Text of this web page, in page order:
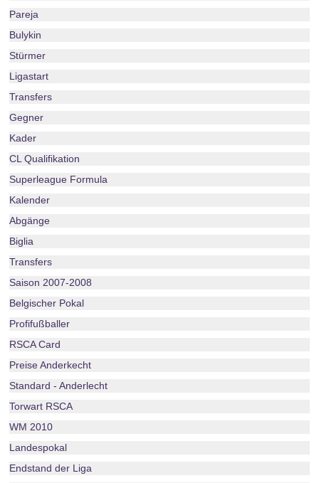
Pareja
Bulykin
Stürmer
Ligastart
Transfers
Gegner
Kader
CL Qualifikation
Superleague Formula
Kalender
Abgänge
Biglia
Transfers
Saison 2007-2008
Belgischer Pokal
Profifußballer
RSCA Card
Preise Anderkecht
Standard - Anderlecht
Torwart RSCA
WM 2010
Landespokal
Endstand der Liga